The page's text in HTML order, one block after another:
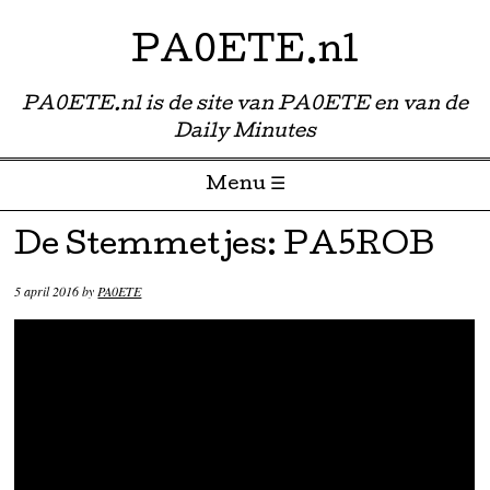
PA0ETE.nl
PA0ETE.nl is de site van PA0ETE en van de
Daily Minutes
Menu ☰
Skip to content
De Stemmetjes: PA5ROB
5 april 2016byPA0ETE